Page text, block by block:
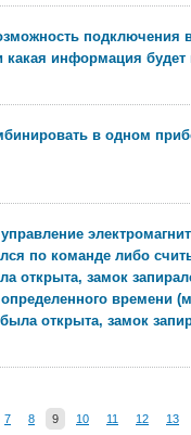
информация
в одном
управление
по команде либо
открыта, замок
времени
открыта, замок
7 8 9 10 11 12 13